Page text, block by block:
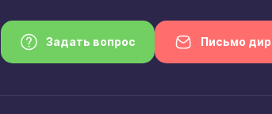
Задать вопрос Письмо